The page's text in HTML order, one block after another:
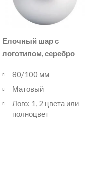
Елочный шар с
логотипом, серебро
80/100 мм
Матовый
Лого: 1, 2 цвета или
полноцвет